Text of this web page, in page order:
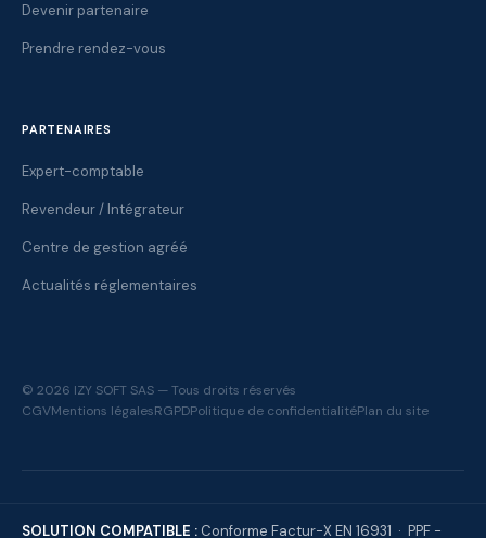
Devenir partenaire
Prendre rendez-vous
PARTENAIRES
Expert-comptable
Revendeur / Intégrateur
Centre de gestion agréé
Actualités réglementaires
© 2026 IZY SOFT SAS — Tous droits réservés
CGVMentions légalesRGPDPolitique de confidentialitéPlan du site
SOLUTION COMPATIBLE : Conforme Factur-X EN 16931 · PPF -